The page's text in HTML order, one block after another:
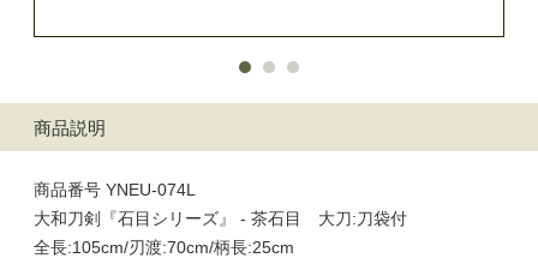
商品説明
商品番号 YNEU-074L
大和刀剣『石目シリーズ』 - 茶石目 大刀:刀袋付
全長:105cm/刃渡:70cm/柄長:25cm